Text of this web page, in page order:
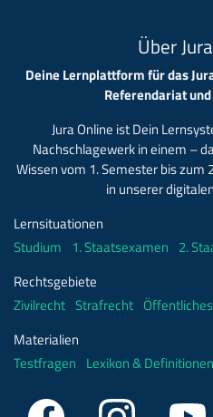
Über
Deine Lernplattform für das
Referendariat
Jura Online ist Dein
Nachschlagewerk in einem –
Wissen vom 1. Semester bis
in unserer
Lernsituationen
Studium 1. Staatsexamen 2.
Rechtsgebiete
Zivilrecht Strafrecht
Materialien
Testfragen Lexikon & Definitionen